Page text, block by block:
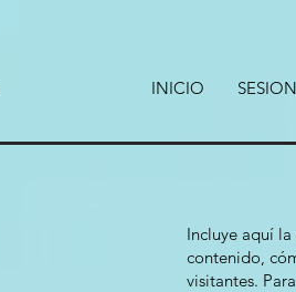
INICIO
Incluye aquí
contenido,
visitantes.